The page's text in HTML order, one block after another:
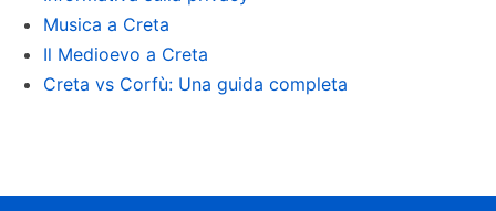
Musica a Creta
Il Medioevo a Creta
Creta vs Corfù: Una guida completa